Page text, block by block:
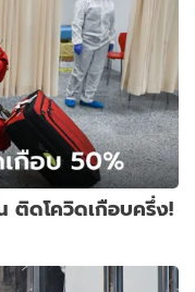
ติดโควิดเกือบครึ่ง!